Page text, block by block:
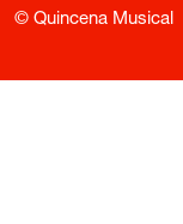
© Quincena Musical